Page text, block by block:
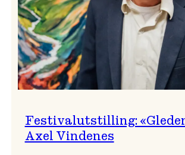
Festivalutstilling:
Axel Vindenes